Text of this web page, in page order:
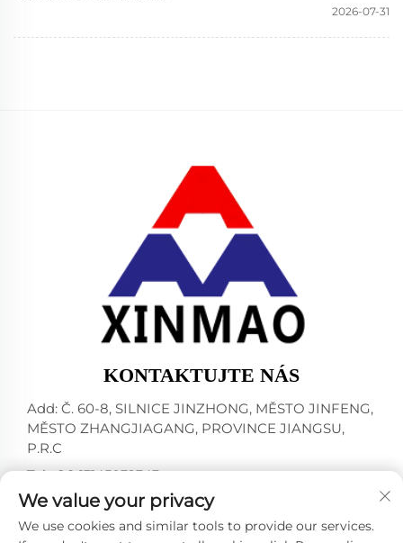
2026-07-31
KONTAKTUJTE NÁS
Add: Č. 60-8, SILNICE JINZHONG, MĚSTO JINFENG,
MĚSTO ZHANGJIAGANG, PROVINCE JIANGSU,
P.R.C
Tel:+86-13145032343
E-mail: [email protected]
We value your privacy
We use cookies and similar tools to provide our services.